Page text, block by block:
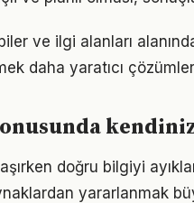
ve ilgi alanları
daha yaratıcı
doğru bilgiyi
yararlanmak